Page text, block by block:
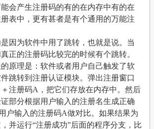
会产生注册码的有的在内存中有的在
表中，更有甚者是有个通用的万能注
因为软件中用了跳转，也就是说。当
正的注册码比较完的时候有个跳转。
原理是：软件或者用户自己触发了软
跳转到注册认证模块。弹出注册窗口
注册码A，把它们存放在内存中。然后
部分根据用户输入的注册名生成正确
户输入的注册码A做对比。如果结果为
并运行“注册成功”后面的程序分支，比